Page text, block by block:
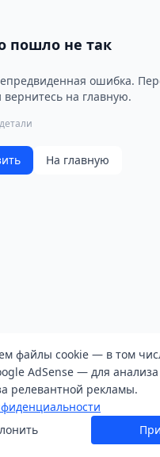
пошло не так
ошибка.
вернитесь на главную.
На главную
файлы cookie — в том
AdSense — для
релевантной рекламы.